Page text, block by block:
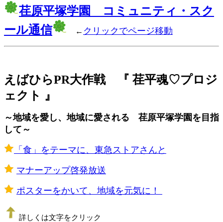
荏原平塚学園 コミュニティ・スク
ール通信
← クリックでページ移動
えばひらPR大作戦 『 荏平魂♡プロジ
ェクト 』
～地域を愛し、地域に愛される 荏原平塚学園を目指
して～
「食」をテーマに、東急ストアさんと
マナーアップ啓発放送
ポスターをかいて、地域を元気に！
詳しくは文字をクリック